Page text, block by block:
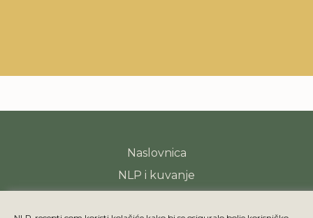
Naslovnica
NLP i kuvanje